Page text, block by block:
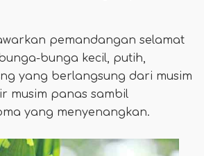
pemandangan selamat
bunga kecil, putih,
yang berlangsung dari musim
musim panas sambil
yang menyenangkan.